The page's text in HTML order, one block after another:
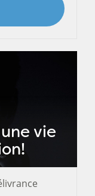
vie